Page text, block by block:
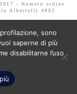
- Numero ordine
Albertelli 4802
sono
saperne di più
disabilitarne l’uso